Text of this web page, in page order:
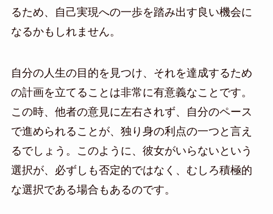
るため、自己実現への一歩を踏み出す良い機会に
なるかもしれません。
自分の人生の目的を見つけ、それを達成するため
の計画を立てることは非常に有意義なことです。
この時、他者の意見に左右されず、自分のペース
で進められることが、独り身の利点の一つと言え
るでしょう。このように、彼女がいらないという
選択が、必ずしも否定的ではなく、むしろ積極的
な選択である場合もあるのです。